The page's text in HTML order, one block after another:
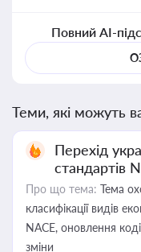
Повний AI-
Теми, які можуть
Перехід
стандартів
Про що тема: Тема
класифікації видів
NACE, оновлення
зміни